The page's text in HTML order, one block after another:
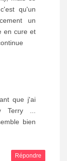
qu'un
un
en cure et
que j'ai
Terry ...
bien
Répondre